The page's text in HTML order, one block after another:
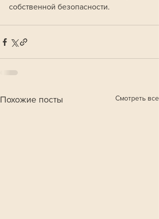
собственной безопасности.
Похожие посты Смотреть все